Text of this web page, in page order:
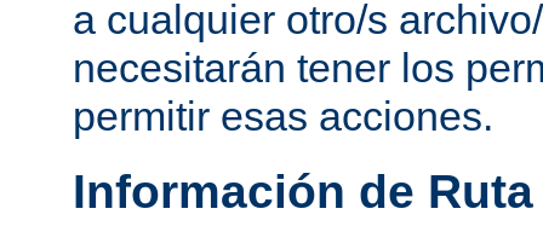
a cualquier otro/s
necesitarán tener los
permitir esas acciones.
Información de